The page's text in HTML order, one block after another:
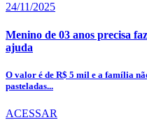
24/11/2025
Menino de 03 anos precisa
ajuda
O valor é de R$ 5 mil e a família
pasteladas...
ACESSAR